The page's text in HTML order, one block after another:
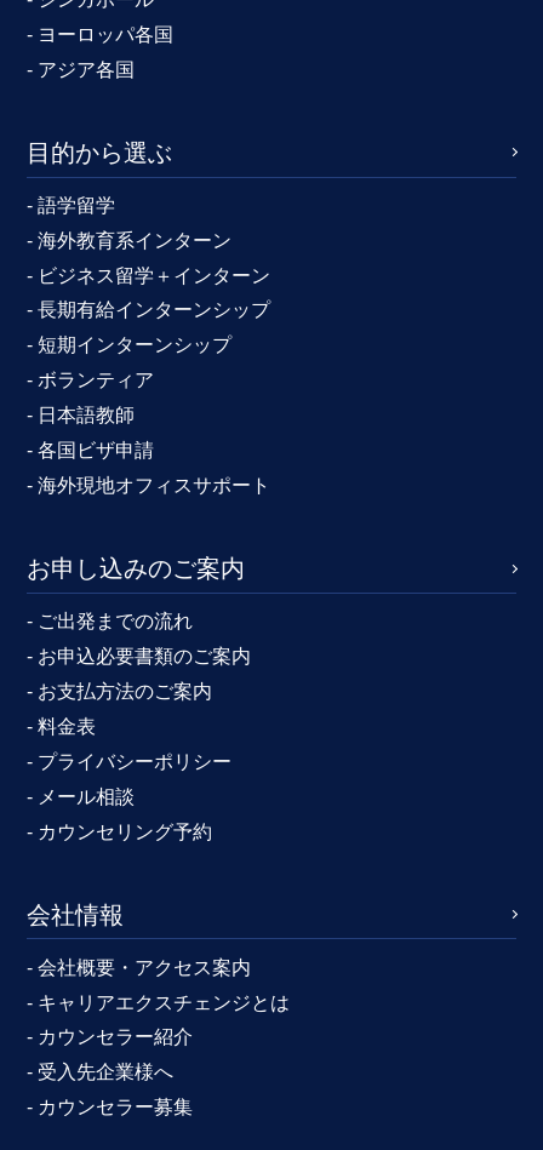
- ヨーロッパ各国
- アジア各国
目的から選ぶ
- 語学留学
- 海外教育系インターン
- ビジネス留学＋インターン
- 長期有給インターンシップ
- 短期インターンシップ
- ボランティア
- 日本語教師
- 各国ビザ申請
- 海外現地オフィスサポート
お申し込みのご案内
- ご出発までの流れ
- お申込必要書類のご案内
- お支払方法のご案内
- 料金表
- プライバシーポリシー
- メール相談
- カウンセリング予約
会社情報
- 会社概要・アクセス案内
- キャリアエクスチェンジとは
- カウンセラー紹介
- 受入先企業様へ
- カウンセラー募集